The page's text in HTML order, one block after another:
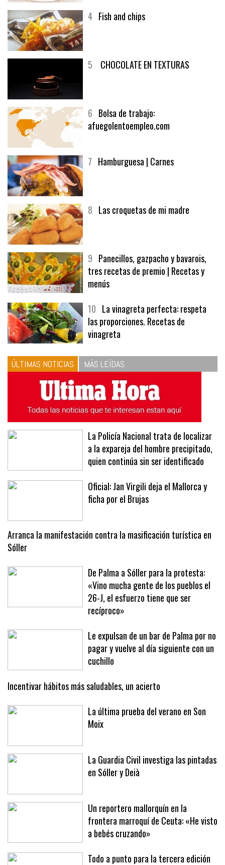
4 Fish and chips
5 CHOCOLATE EN TEXTURAS
6 Bolsa de trabajo:
afuegolentoempleo.com
7 Hamburguesa | Carnes
8 Las croquetas de mi madre
9 Panecillos, gazpacho y bavarois,
tres recetas de premio | Recetas y
menús
10 La vinagreta perfecta: respeta
las proporciones. Recetas de
vinagreta
ÚLTIMAS NOTICIAS MÁS LEÍDAS
La Policía Nacional trata de localizar
a la expareja del hombre precipitado,
quien continúa sin ser identificado
Oficial: Jan Virgili deja el Mallorca y
ficha por el Brujas
Arranca la manifestación contra la masificación turística en
Sóller
De Palma a Sóller para la protesta:
«Vino mucha gente de los pueblos el
26-J, el esfuerzo tiene que ser
recíproco»
Le expulsan de un bar de Palma por no
pagar y vuelve al día siguiente con un
cuchillo
Incentivar hábitos más saludables, un acierto
La última prueba del verano en Son
Moix
La Guardia Civil investiga las pintadas
en Sóller y Deià
Un reportero mallorquín en la
frontera marroquí de Ceuta: «He visto
a bebés cruzando»
Todo a punto para la tercera edición